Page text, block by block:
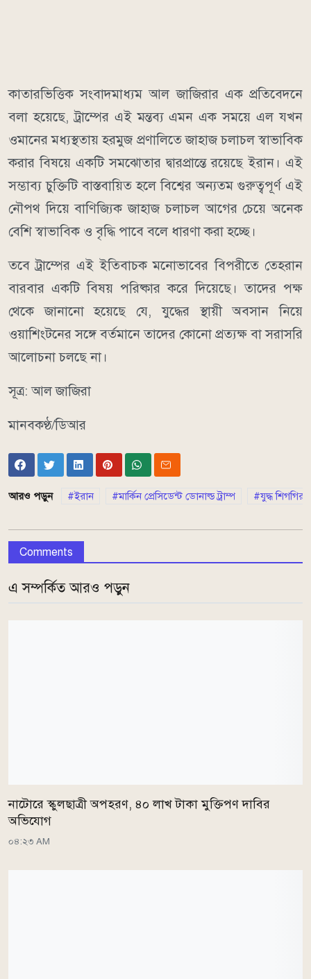
কাতারভিত্তিক সংবাদমাধ্যম আল জাজিরার এক প্রতিবেদনে
বলা হয়েছে, ট্রাম্পের এই মন্তব্য এমন এক সময়ে এল যখন
ওমানের মধ্যস্থতায় হরমুজ প্রণালিতে জাহাজ চলাচল স্বাভাবিক
করার বিষয়ে একটি সমঝোতার দ্বারপ্রান্তে রয়েছে ইরান। এই
সম্ভাব্য চুক্তিটি বাস্তবায়িত হলে বিশ্বের অন্যতম গুরুত্বপূর্ণ এই
নৌপথ দিয়ে বাণিজ্যিক জাহাজ চলাচল আগের চেয়ে অনেক
বেশি স্বাভাবিক ও বৃদ্ধি পাবে বলে ধারণা করা হচ্ছে।
তবে ট্রাম্পের এই ইতিবাচক মনোভাবের বিপরীতে তেহরান
বারবার একটি বিষয় পরিষ্কার করে দিয়েছে। তাদের পক্ষ
থেকে জানানো হয়েছে যে, যুদ্ধের স্থায়ী অবসান নিয়ে
ওয়াশিংটনের সঙ্গে বর্তমানে তাদের কোনো প্রত্যক্ষ বা সরাসরি
আলোচনা চলছে না।
সূত্র: আল জাজিরা
মানবকণ্ঠ/ডিআর
আরও পড়ুন ইরান মার্কিন প্রেসিডেন্ট ডোনাল্ড ট্রাম্প যুদ্ধ
Comments
এ সম্পর্কিত আরও পড়ুন
নাটোরে স্কুলছাত্রী অপহরণ, ৪০ লাখ টাকা মুক্তিপণ দাবির
অভিযোগ
০৪:২৩ AM